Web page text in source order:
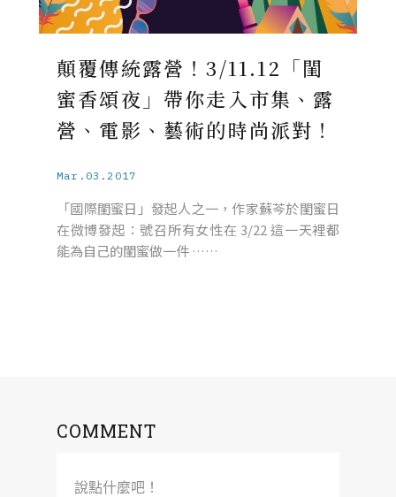
顛覆傳統露營！3/11.12「閨
蜜香頌夜」帶你走入市集、露
營、電影、藝術的時尚派對！
Mar.03.2017
「國際閨蜜日」發起人之一，作家蘇芩於閨蜜日
在微博發起：號召所有女性在 3/22 這一天裡都
能為自己的閨蜜做一件 ……
COMMENT
說點什麼吧！